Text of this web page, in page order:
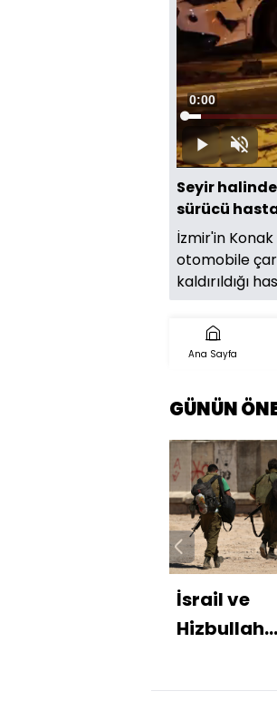
Oynat Sesi
Aç
Süre
0:00
Seyir
sürücü
İzmir'in
otomobile
kaldırıldığı
Ana Sayfa
GÜNÜN
İsrail ve
Hizbullah